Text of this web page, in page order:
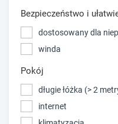
Bezpieczeństwo i
dostosowany dla
winda
Pokój
długie łóżka (> 2
internet